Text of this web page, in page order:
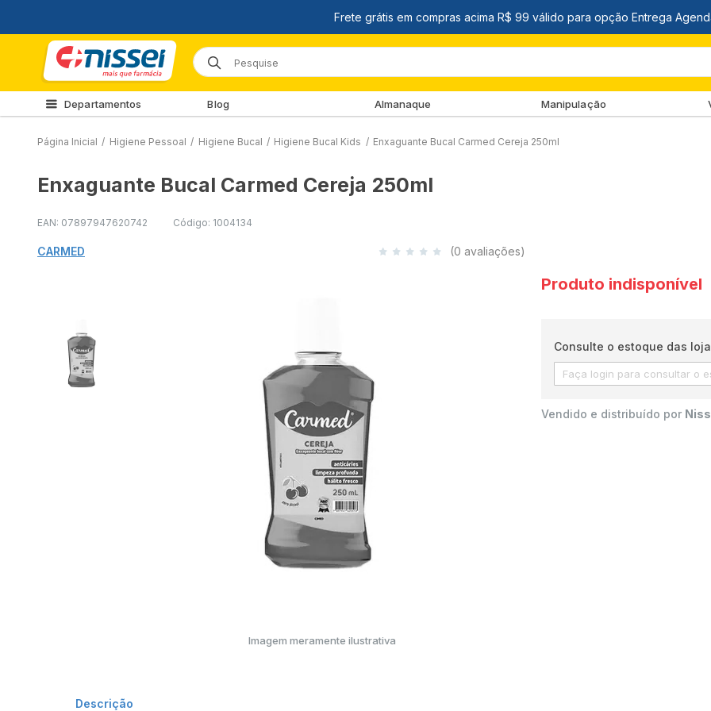
Departamentos Blog Almanaque Manipulação
Página Inicial / Higiene Pessoal / Higiene Bucal / Higiene Bucal Kids / Enxaguante Bucal Carmed Cereja 250ml
Enxaguante Bucal Carmed Cereja 250ml
EAN: 07897947620742 Código: 1004134
CARMED (0 avaliações)
Imagem meramente ilustrativa
Produto indisponível
Consulte o estoque das
Vendido e distribuído por
Descrição